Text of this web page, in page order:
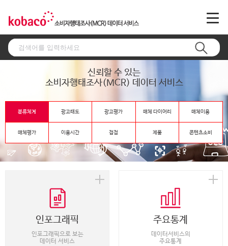
신뢰할 수 있는
소비자행태조사(MCR) 데이터 서비스
분류체계 광고태도 광고평가 매체 다이어리 매체이용
매체평가 이용시간 접점 제품 콘텐츠소비
인포그래픽
인포그래픽으로 보는
데이터 서비스
주요통계
데이터서비스의
주요통계